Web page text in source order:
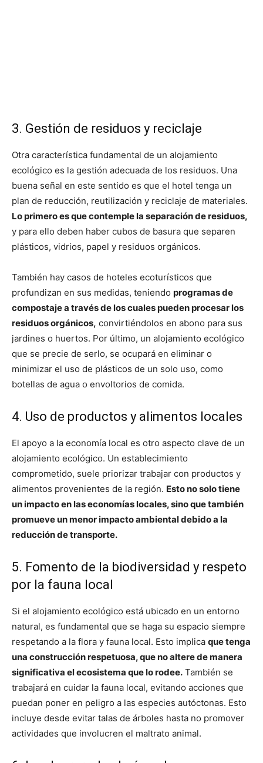
3. Gestión de residuos y reciclaje
Otra característica fundamental de un alojamiento
ecológico es la gestión adecuada de los residuos. Una
buena señal en este sentido es que el hotel tenga un
plan de reducción, reutilización y reciclaje de materiales.
Lo primero es que contemple la separación de residuos,
y para ello deben haber cubos de basura que separen
plásticos, vidrios, papel y residuos orgánicos.
También hay casos de hoteles ecoturísticos que
profundizan en sus medidas, teniendo programas de
compostaje a través de los cuales pueden procesar los
residuos orgánicos, convirtiéndolos en abono para sus
jardines o huertos. Por último, un alojamiento ecológico
que se precie de serlo, se ocupará en eliminar o
minimizar el uso de plásticos de un solo uso, como
botellas de agua o envoltorios de comida.
4. Uso de productos y alimentos locales
El apoyo a la economía local es otro aspecto clave de un
alojamiento ecológico. Un establecimiento
comprometido, suele priorizar trabajar con productos y
alimentos provenientes de la región. Esto no solo tiene
un impacto en las economías locales, sino que también
promueve un menor impacto ambiental debido a la
reducción de transporte.
5. Fomento de la biodiversidad y respeto
por la fauna local
Si el alojamiento ecológico está ubicado en un entorno
natural, es fundamental que se haga su espacio siempre
respetando a la flora y fauna local. Esto implica que tenga
una construcción respetuosa, que no altere de manera
significativa el ecosistema que lo rodee. También se
trabajará en cuidar la fauna local, evitando acciones que
puedan poner en peligro a las especies autóctonas. Esto
incluye desde evitar talas de árboles hasta no promover
actividades que involucren el maltrato animal.